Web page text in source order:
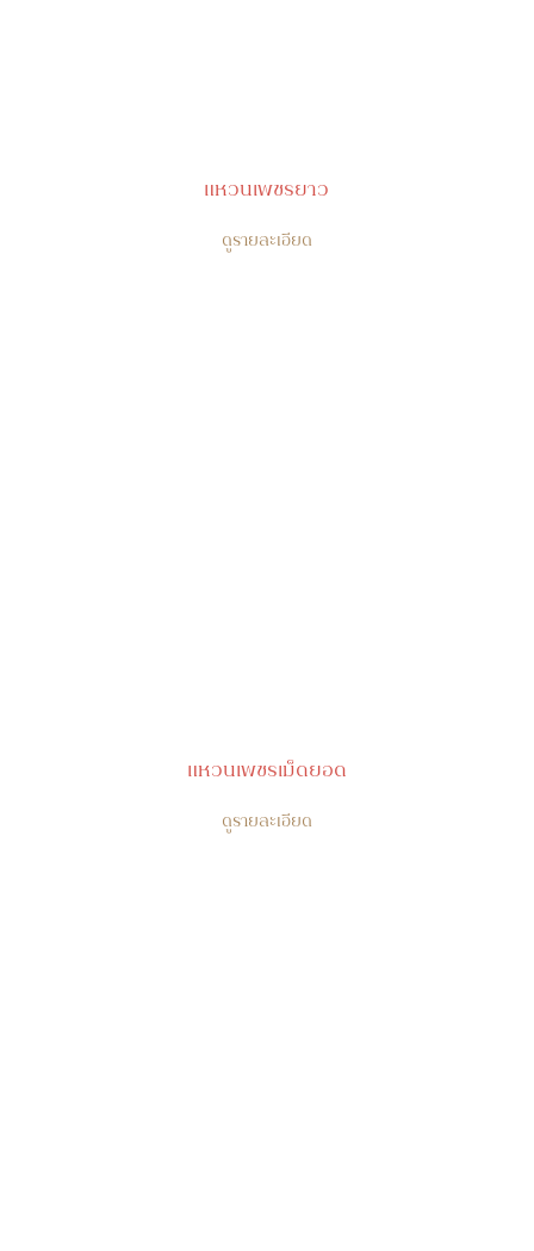
แหวนเพชรยาว
ดูรายละเอียด
แหวนเพชรเม็ดยอด
ดูรายละเอียด